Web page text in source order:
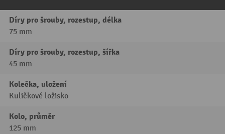
Díry pro šrouby, rozestup, délka
75 mm
Díry pro šrouby, rozestup, šířka
45 mm
Kolečka, uložení
Kuličkové ložisko
Kolo, průměr
125 mm